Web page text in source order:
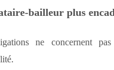
bailleur plus
ne concernent